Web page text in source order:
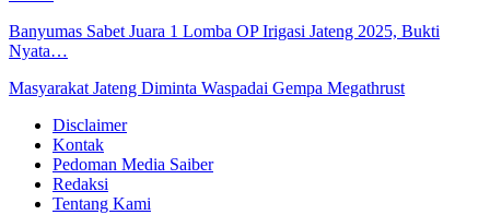
Banyumas Sabet Juara 1 Lomba OP Irigasi Jateng 2025, Bukti
Nyata…
Masyarakat Jateng Diminta Waspadai Gempa Megathrust
Disclaimer
Kontak
Pedoman Media Saiber
Redaksi
Tentang Kami